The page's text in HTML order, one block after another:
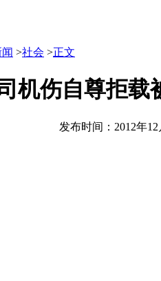
>社会 >正文
机伤自尊拒载
发布时间：2012年12